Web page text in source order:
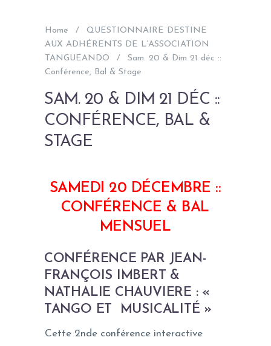
Home
QUESTIONNAIRE DESTINE
AUX ADHÉRENTS DE L’ASSOCIATION
TANGUEANDO
Sam. 20 & Dim 21 déc ::
Conférence, Bal & Stage
SAM. 20 & DIM 21 DÉC ::
CONFÉRENCE, BAL &
STAGE
SAMEDI 20 DÉCEMBRE ::
CONFÉRENCE & BAL
MENSUEL
CONFÉRENCE PAR JEAN-
FRANÇOIS IMBERT &
NATHALIE CHAUVIERE : «
TANGO ET MUSICALITÉ »
Cette 2nde conférence interactive